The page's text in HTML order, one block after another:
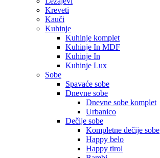
Kreveti
Kauči
Kuhinje
Kuhinje komplet
Kuhinje In MDF
Kuhinje In
Kuhinje Lux
Sobe
Spavaće sobe
Dnevne sobe
Dnevne sobe komplet
Urbanico
Dečije sobe
Kompletne dečije sobe
Happy belo
Happy tirol